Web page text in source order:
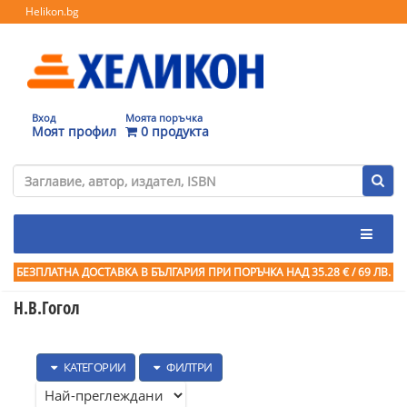
Helikon.bg
Вход
Моят профил
Моята поръчка
0 продукта
БЕЗПЛАТНА ДОСТАВКА В БЪЛГАРИЯ ПРИ ПОРЪЧКА НАД 35.28 € / 69 ЛВ.
Н.В.Гогол
КАТЕГОРИИ ФИЛТРИ